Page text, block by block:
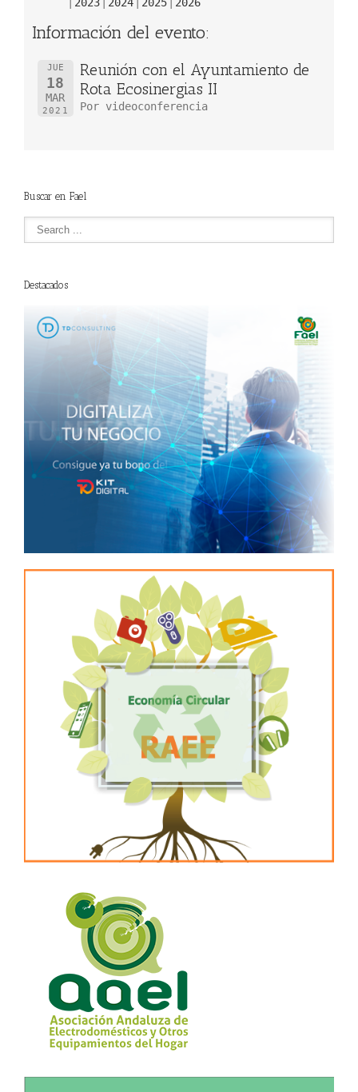
2023 2024 2025 2026
Información del evento:
JUE
18
MAR
2021
Reunión con el Ayuntamiento de
Rota Ecosinergias II
Por videoconferencia
Buscar en Fael
Destacados